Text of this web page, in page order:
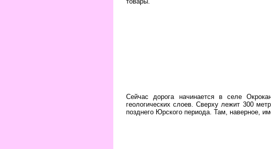
Сейчас дорога начинается в селе
геологических слоев. Сверху лежит 300
позднего Юрского периода. Там, наверное,